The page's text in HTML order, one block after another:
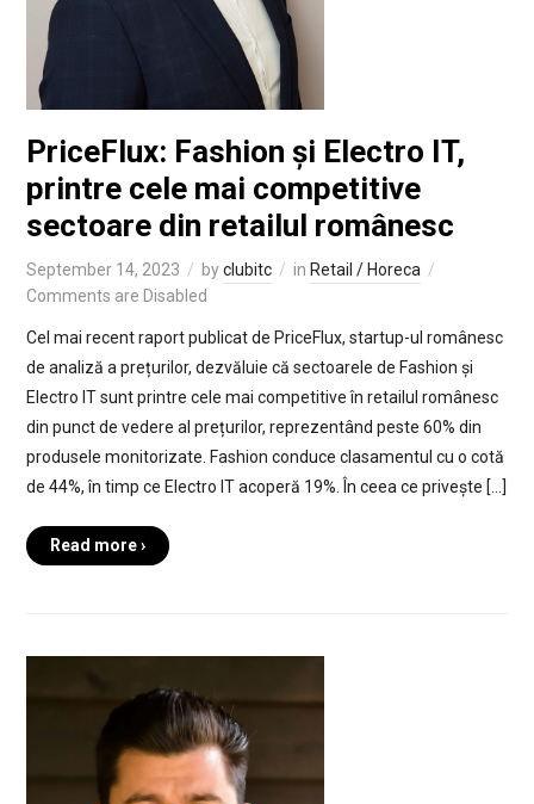
PriceFlux: Fashion și Electro IT,
printre cele mai competitive
sectoare din retailul românesc
September 14, 2023 byclubitc in Retail / Horeca
Comments are Disabled
Cel mai recent raport publicat de PriceFlux, startup-ul românesc
de analiză a prețurilor, dezvăluie că sectoarele de Fashion și
Electro IT sunt printre cele mai competitive în retailul românesc
din punct de vedere al prețurilor, reprezentând peste 60% din
produsele monitorizate. Fashion conduce clasamentul cu o cotă
de 44%, în timp ce Electro IT acoperă 19%. În ceea ce privește […]
Read more ›